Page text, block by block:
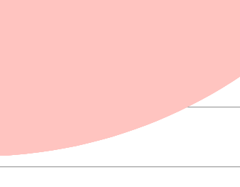
som lockar vårt intresse. Indexet har
Men det mest av intresset riktas förstås mot de
Så nu hoppas de flesta på betydligt